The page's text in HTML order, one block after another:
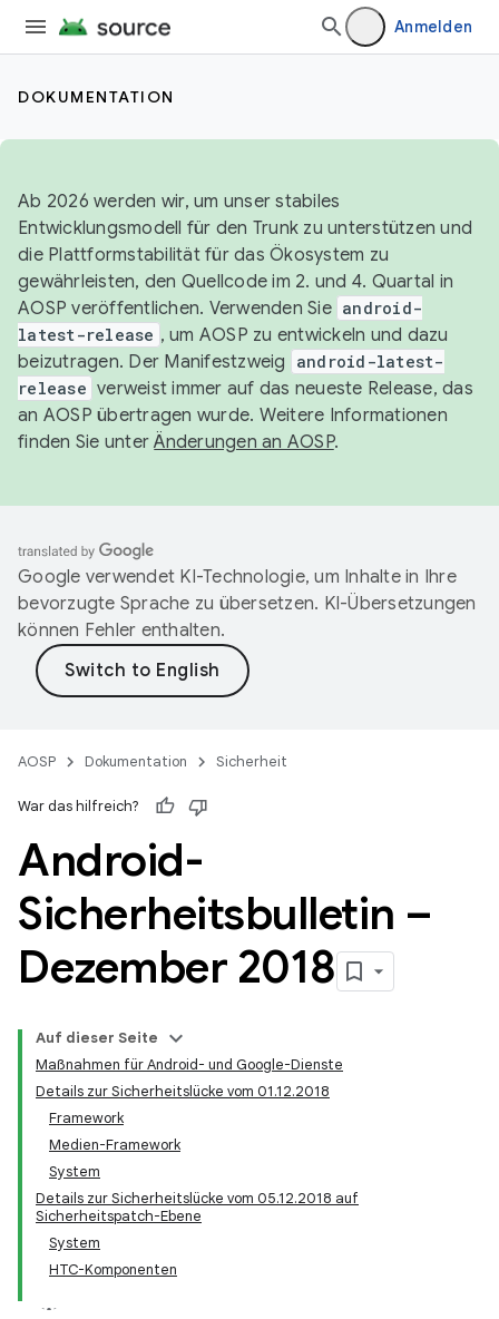
Anmelden
DOKUMENTATION
Ab 2026 werden wir, um unser stabiles
Entwicklungsmodell für den Trunk zu unterstützen und
die Plattformstabilität für das Ökosystem zu
gewährleisten, den Quellcode im 2. und 4. Quartal in
AOSP veröffentlichen. Verwenden Sie android-
latest-release , um AOSP zu entwickeln und dazu
beizutragen. Der Manifestzweig
android-latest-
release verweist immer auf das neueste Release, das
an AOSP übertragen wurde. Weitere Informationen
finden Sie unterÄnderungen an AOSP.
Google verwendet KI-Technologie, um Inhalte in Ihre
bevorzugte Sprache zu übersetzen. KI-Übersetzungen
können Fehler enthalten.
AOSP Dokumentation Sicherheit
War das hilfreich?
Android-
Sicherheitsbulletin –
Dezember 2018
Auf dieser Seite
Maßnahmen für Android- und Google-Dienste
Details zur Sicherheitslücke vom 01.12.2018
Framework
Medien-Framework
System
Details zur Sicherheitslücke vom 05.12.2018 auf
Sicherheitspatch-Ebene
System
HTC-Komponenten